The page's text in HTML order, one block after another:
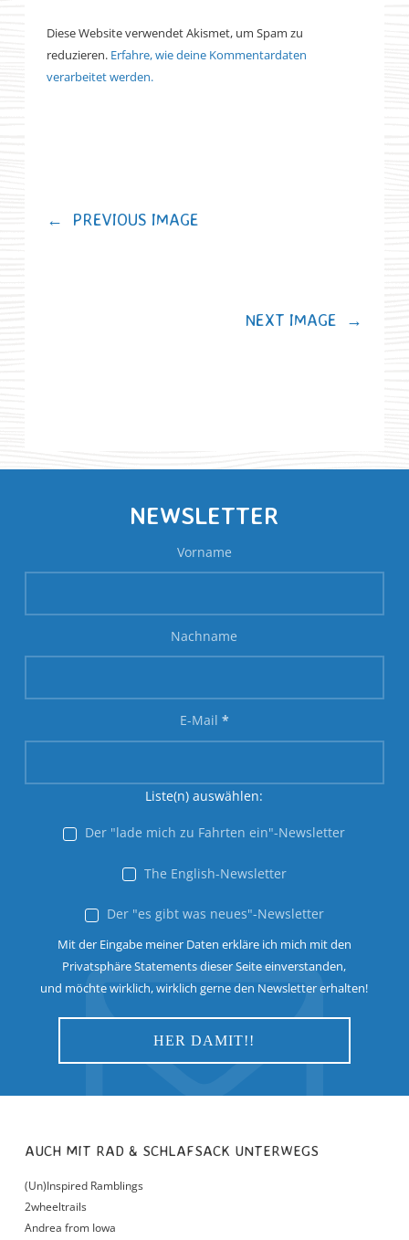
Diese Website verwendet Akismet, um Spam zu
reduzieren. Erfahre, wie deine Kommentardaten
verarbeitet werden.
← PREVIOUS IMAGE
NEXT IMAGE →
NEWSLETTER
Vorname
Nachname
E-Mail *
Liste(n) auswählen:
Der "lade mich zu Fahrten ein"-Newsletter
The English-Newsletter
Der "es gibt was neues"-Newsletter
Mit der Eingabe meiner Daten erkläre ich mich mit den
Privatsphäre Statements dieser Seite einverstanden,
und möchte wirklich, wirklich gerne den Newsletter erhalten!
AUCH MIT RAD & SCHLAFSACK UNTERWEGS
(Un)Inspired Ramblings
2wheeltrails
Andrea from Iowa